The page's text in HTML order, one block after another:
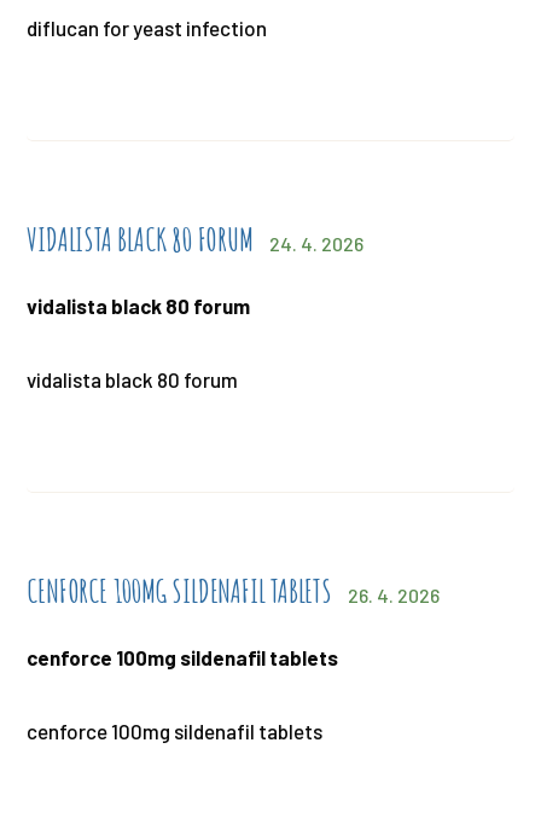
diflucan for yeast infection
VIDALISTA BLACK 80 FORUM 24. 4. 2026
vidalista black 80 forum
vidalista black 80 forum
CENFORCE 100MG SILDENAFIL TABLETS 26. 4. 2026
cenforce 100mg sildenafil tablets
cenforce 100mg sildenafil tablets